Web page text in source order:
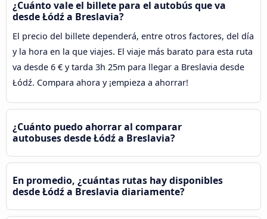
¿Cuánto vale el billete para el autobús que va
desde Łódź a Breslavia?
El precio del billete dependerá, entre otros factores, del día
y la hora en la que viajes. El viaje más barato para esta ruta
va desde 6 € y tarda 3h 25m para llegar a Breslavia desde
Łódź. Compara ahora y ¡empieza a ahorrar!
¿Cuánto puedo ahorrar al comparar
autobuses desde Łódź a Breslavia?
En promedio, ¿cuántas rutas hay disponibles
desde Łódź a Breslavia diariamente?